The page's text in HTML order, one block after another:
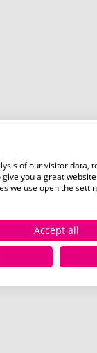
of our visitor data,
you a great
we use open the
Accept all